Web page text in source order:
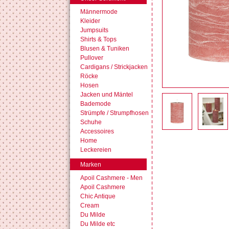
Männermode
Kleider
Jumpsuits
Shirts & Tops
Blusen & Tuniken
Pullover
Cardigans / Strickjacken
Röcke
Hosen
Jacken und Mäntel
Bademode
Strümpfe / Strumpfhosen
Schuhe
Accessoires
Home
Leckereien
Marken
Apoil Cashmere - Men
Apoil Cashmere
Chic Antique
Cream
Du Milde
Du Milde etc